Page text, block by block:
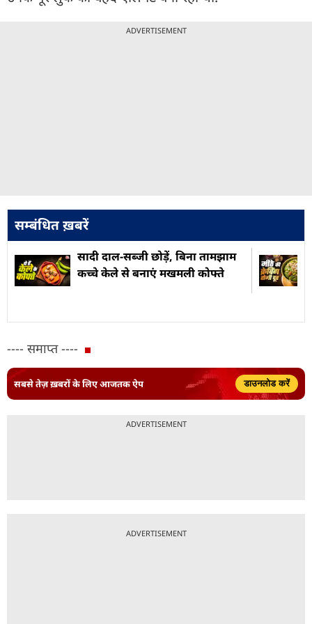
ADVERTISEMENT
सम्बंधित ख़बरें
सादी दाल-सब्जी छोड़ें, बिना तामझाम
कच्चे केले से बनाएं मखमली कोफ्ते
---- समाप्त ----
सबसे तेज़ ख़बरों के लिए आजतक ऐप डाउनलोड करें
ADVERTISEMENT
ADVERTISEMENT